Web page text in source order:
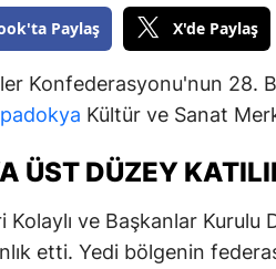
Çanakkale
Çankırı
Çorum
Edirne
Paylaş X'de Paylaş
Konfederasyonu'nun 28.
Kültür ve Sanat
ÜST DÜZEY
Kolaylı ve Başkanlar Kurulu
etti. Yedi bölgenin